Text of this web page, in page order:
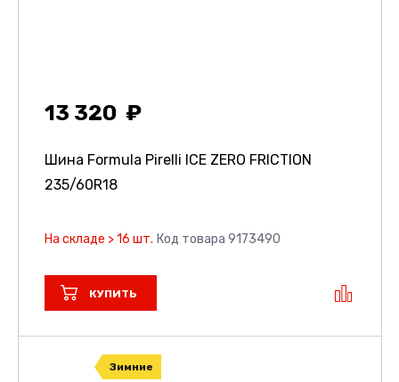
13 320
Шина Formula Pirelli ICE ZERO FRICTION
235/60R18
На складе > 16 шт. Код товара 9173490
КУПИТЬ
Зимние